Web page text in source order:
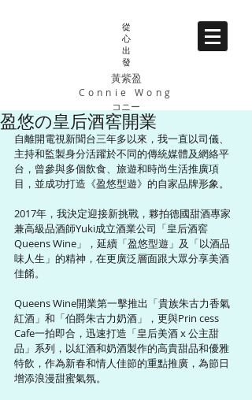
從
心
出
發
黃紫盈
Connie Wong
コニー
盈悠の皇后酒窖開業
自離開電視新聞台三年多以來，我一直以司儀、
主持和監製身分活躍於不同的傳統媒體及網絡平
台，曾參與多個飲食、旅遊和時尚生活推廣項
目，並成功打造《盈悠型遊》的自家品牌形象。
2017年，我決定迎接新挑戰，夥拍德國甜酒專家
兼高級品酒師Yuki成立酒業公司「皇后酒窖
Queens Wine」，延續「盈悠型遊」及「以酒品
味人生」的精神，在更廣泛層面跟大眾分享美酒
佳餚。
Queens Wine開業第一擊推出「貴族朱古力香氣
紅酒」和「伯爵朱古力奶酒」，更與Prin cess
Cafe一拍即合，迅速打造「皇后美酒 x 公主甜
品」系列，以紅酒和奶酒製作的高貴甜品和優雅
特飲，作為新春和情人佳節的重點推廣，為節日
增添浪漫甜蜜氣氛。